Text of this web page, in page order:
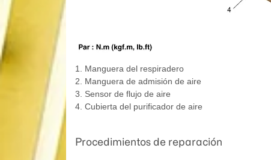
1. Manguera del respiradero
2. Manguera de admisión de aire
3. Sensor de flujo de aire
4. Cubierta del purificador de aire
Procedimientos de reparación